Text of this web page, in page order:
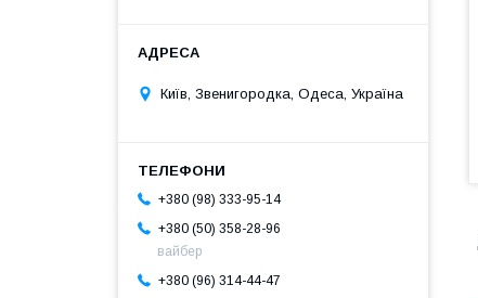
Київ, Звенигородка, Одеса, Україна
+380 (98) 333-95-14
+380 (50) 358-28-96
вайбер
+380 (96) 314-44-47